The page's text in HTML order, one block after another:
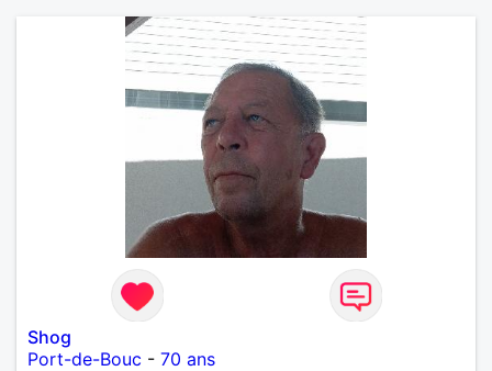
Shog
Port-de-Bouc - 70 ans